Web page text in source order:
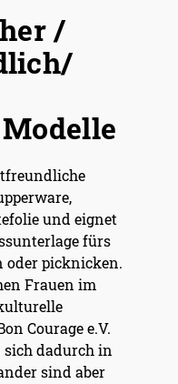
/
und eignet
fürs
oder picknicken.
Frauen im
Courage e.V.
dadurch in
sind aber